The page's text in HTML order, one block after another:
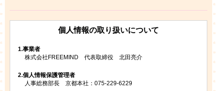
個人情報の取り扱いについて
1.事業者
株式会社FREEMIND 代表取締役 北田亮介
2.個人情報保護管理者
人事総務部長 京都本社：075-229-6229